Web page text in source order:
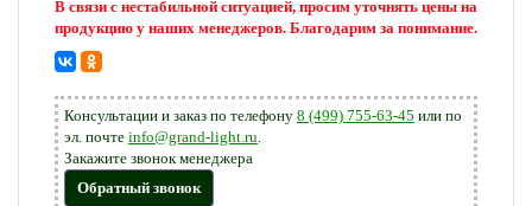
В связи с нестабильной ситуацией, просим уточнять цены на
продукцию у наших менеджеров. Благодарим за понимание.
Консультации и заказ по телефону 8 (499) 755-63-45 или по
эл. почте info@grand-light.ru.
Закажите звонок менеджера
Обратный звонок